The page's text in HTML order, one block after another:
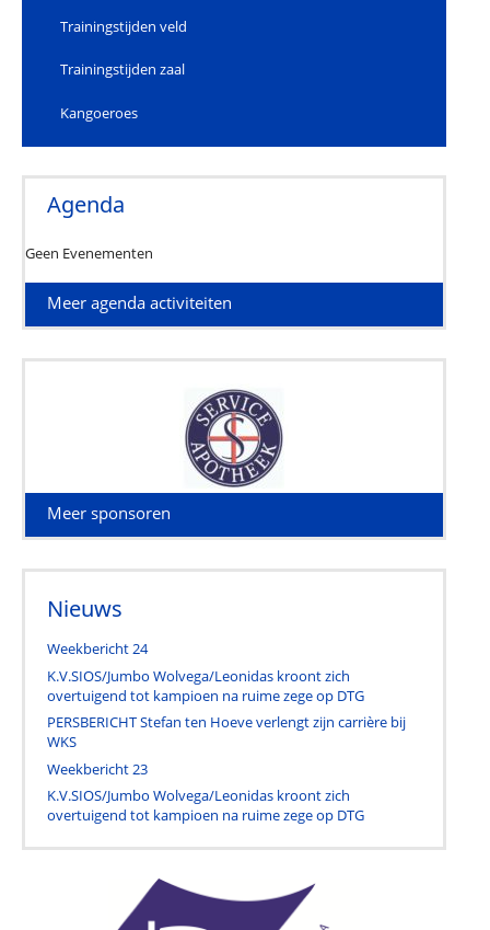
Trainingstijden veld
Trainingstijden zaal
Kangoeroes
Agenda
Geen Evenementen
Meer agenda activiteiten
Meer sponsoren
Nieuws
Weekbericht 24
K.V.SIOS/Jumbo Wolvega/Leonidas kroont zich
overtuigend tot kampioen na ruime zege op DTG
PERSBERICHT Stefan ten Hoeve verlengt zijn carrière bij
WKS
Weekbericht 23
K.V.SIOS/Jumbo Wolvega/Leonidas kroont zich
overtuigend tot kampioen na ruime zege op DTG